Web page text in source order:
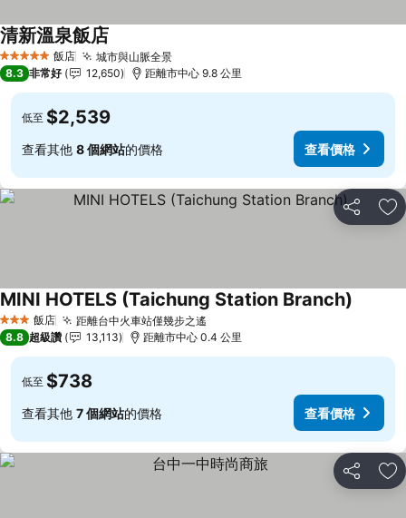
5 星級 飯店 城市與山脈全景查看價格
清新溫泉飯店
8.3 非常好 12,650 距離市中心 9.8 公里
低至 $2,539
查看其他 8 個網站的價格 查看價格
分享 加
3 星級 飯店 距離台中火車站僅幾步之遙
MINI HOTELS (Taichung Station Branch)
8.8 超級讚 13,113 距離市中心 0.4 公里
低至 $738
查看其他 7 個網站的價格 查看價格
分享 加